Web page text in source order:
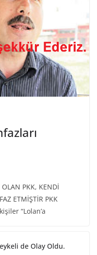
PKK, KENDİ
ETMİŞTİR PKK
“Lolan’a
de Olay Oldu.